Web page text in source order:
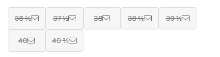
36 ⅔ 37 ⅓ 38 38 ⅔ 39 ⅓
40 40 ⅔